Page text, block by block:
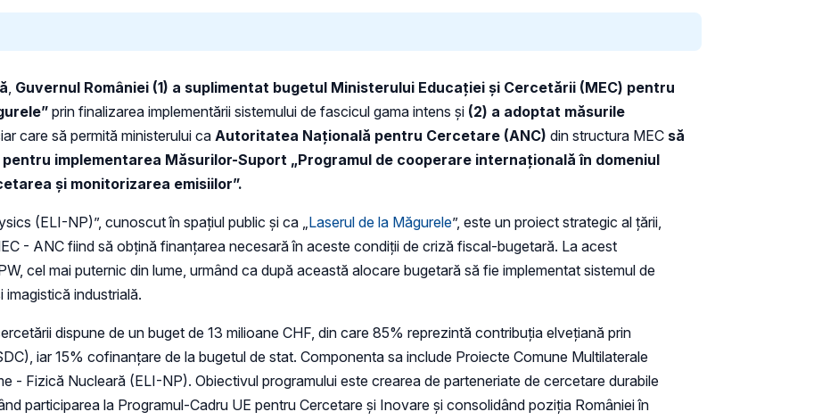
, Guvernul României (1) a suplimentat bugetul Ministerului Educației și Cercetării (MEC) pentru
prin finalizarea implementării sistemului de fascicul gama intens și (2) a adoptat măsurile
care să permită ministerului ca Autoritatea Națională pentru Cercetare (ANC) din structura MEC să
implementarea Măsurilor-Suport „Programul de cooperare internațională în domeniul
și monitorizarea emisiilor”.
(ELI-NP)”, cunoscut în spațiul public și ca „Laserul de la Măgurele”, este un proiect strategic al țării,
- ANC fiind să obțină finanțarea necesară în aceste condiții de criză fiscal-bugetară. La acest
cel mai puternic din lume, urmând ca după această alocare bugetară să fie implementat sistemul de
industrială.
dispune de un buget de 13 milioane CHF, din care 85% reprezintă contribuția elvețiană prin
iar 15% cofinanțare de la bugetul de stat. Componenta sa include Proiecte Comune Multilaterale
- Fizică Nucleară (ELI-NP). Obiectivul programului este crearea de parteneriate de cercetare durabile
participarea la Programul-Cadru UE pentru Cercetare și Inovare și consolidând poziția României în